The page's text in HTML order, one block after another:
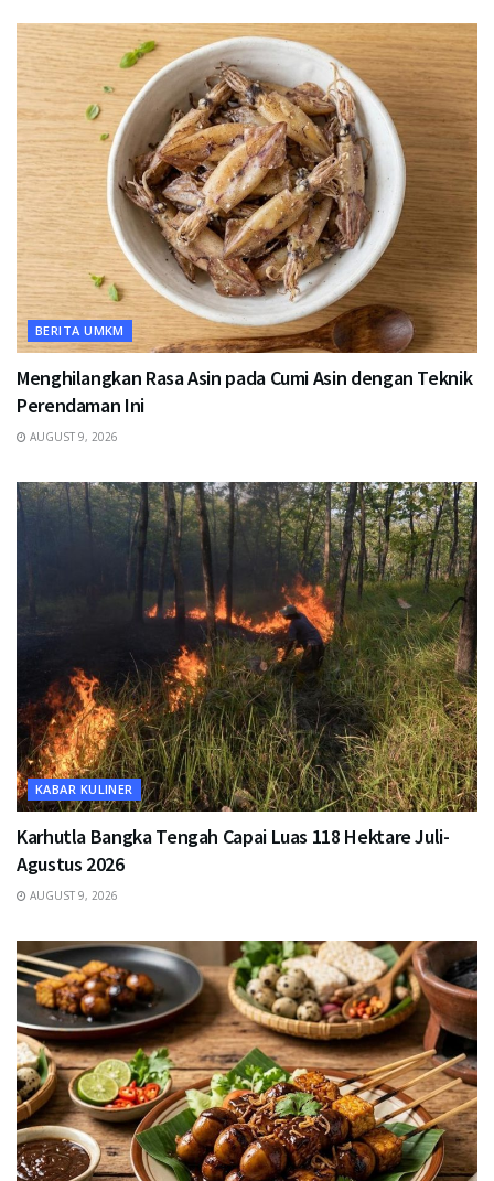
BERITA UMKM
Menghilangkan Rasa Asin pada Cumi Asin dengan Teknik
Perendaman Ini
AUGUST 9, 2026
KABAR KULINER
Karhutla Bangka Tengah Capai Luas 118 Hektare Juli-
Agustus 2026
AUGUST 9, 2026